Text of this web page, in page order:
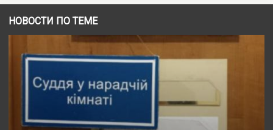
НОВОСТИ ПО ТЕМЕ